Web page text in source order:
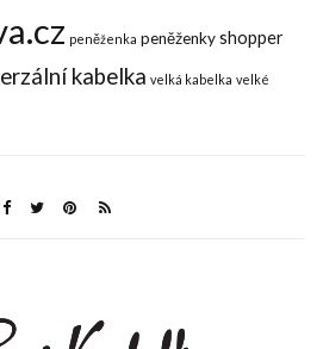
peněženka peněženkyshopper
kabelka velká kabelka velké